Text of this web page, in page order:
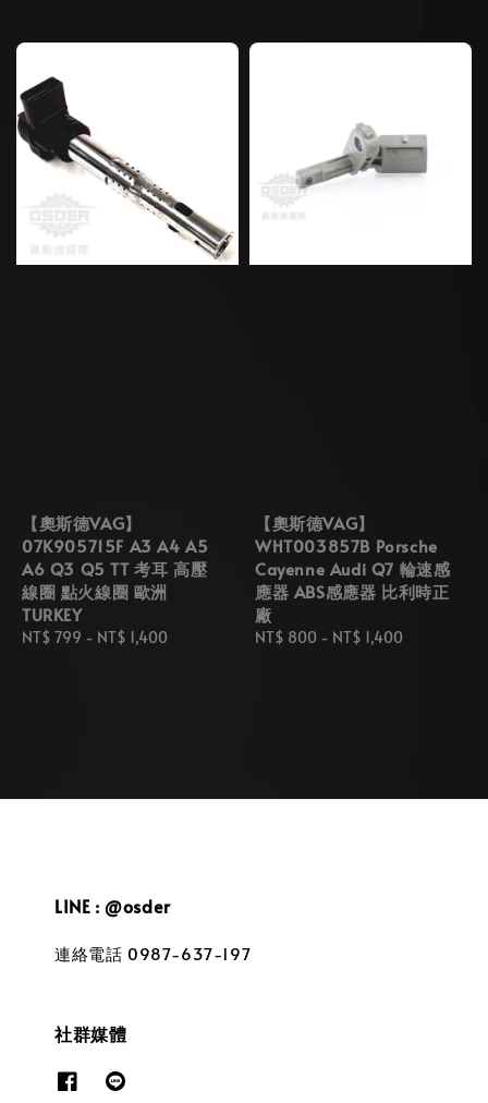
【奧斯德VAG】
07K905715F A3 A4 A5
A6 Q3 Q5 TT 考耳 高壓
線圈 點火線圈 歐洲
TURKEY
Regular
NT$ 799 - NT$ 1,400
【奧斯德VAG】
WHT003857B Porsche
Cayenne Audi Q7 輪速感
應器 ABS感應器 比利時正
廠
Regular
NT$ 800 - NT$ 1,400
LINE : @osder
連絡電話 0987-637-197
社群媒體